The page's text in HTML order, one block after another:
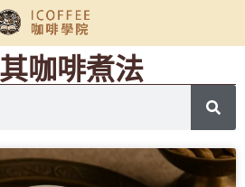
咖啡煮法